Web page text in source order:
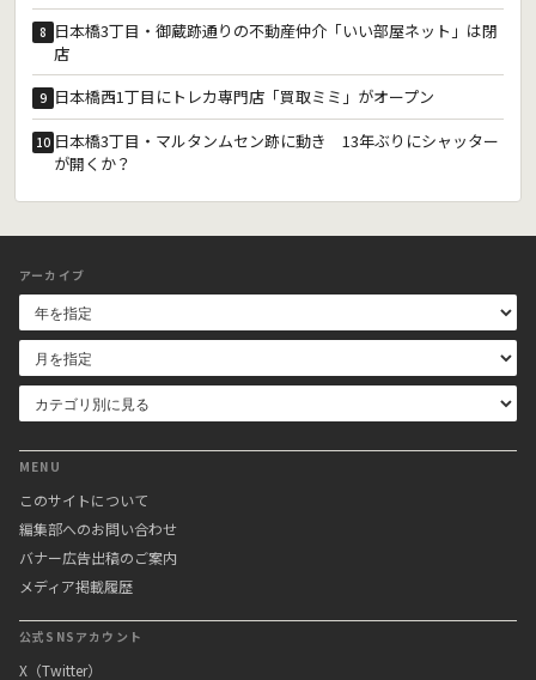
8 日本橋3丁目・御蔵跡通りの不動産仲介「いい部屋ネット」は閉
店
9 日本橋西1丁目にトレカ専門店「買取ミミ」がオープン
10 日本橋3丁目・マルタンムセン跡に動き 13年ぶりにシャッター
が開くか？
アーカイブ
MENU
このサイトについて
編集部へのお問い合わせ
バナー広告出稿のご案内
メディア掲載履歴
公式SNSアカウント
X（Twitter）